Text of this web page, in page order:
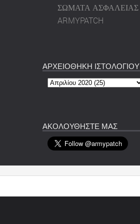
ΣΩΜΑΤΑ ΑΣΦΑΛΕΙΑΣ
ARMYPATCH
ΑΡΧΕΙΟΘΗΚΗ ΙΣΤΟΛΟΓΙΟΥ
ΑΚΟΛΟΥΘΗΣΤΕ ΜΑΣ